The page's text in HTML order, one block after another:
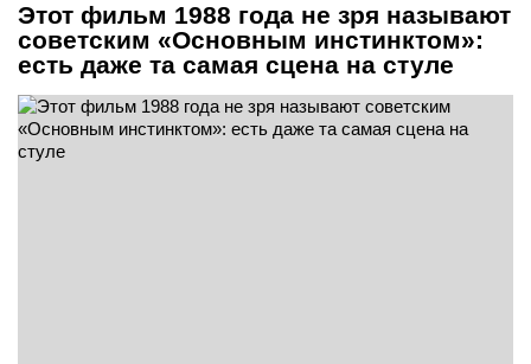
Этот фильм 1988 года не зря называют
советским «Основным инстинктом»:
есть даже та самая сцена на стуле